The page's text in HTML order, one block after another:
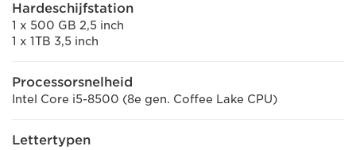
Hardeschijfstation
1 x 500 GB 2,5 inch
1 x 1TB 3,5 inch
Processorsnelheid
Intel Core i5-8500 (8e gen. Coffee Lake CPU)
Lettertypen